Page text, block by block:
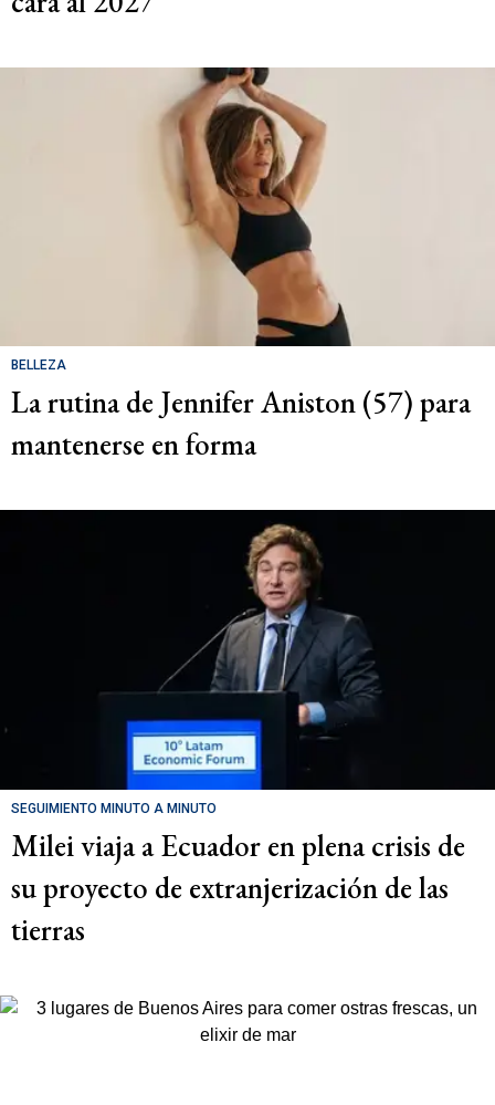
BELLEZA
La rutina de Jennifer Aniston (57) para
mantenerse en forma
SEGUIMIENTO MINUTO A MINUTO
Milei viaja a Ecuador en plena crisis de
su proyecto de extranjerización de las
tierras